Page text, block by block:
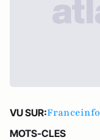
VU SUR:Franceinfo
MOTS-CLES